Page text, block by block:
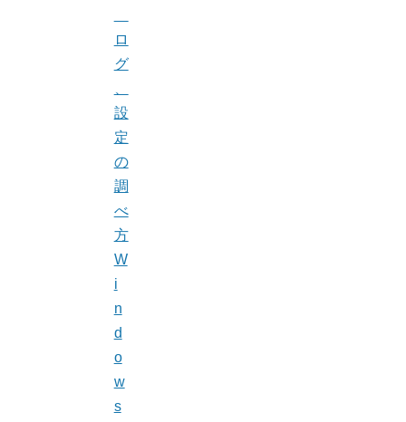
ロ
グ
設
定
の
調
べ
方
W
i
n
d
o
w
s